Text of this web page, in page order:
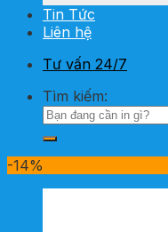
Tin Tức
Liên hệ
Tư vấn 24/7
Tìm kiếm:
-14%